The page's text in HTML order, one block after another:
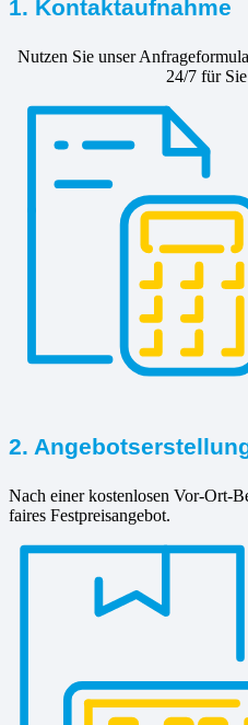
1. Kontaktaufnahme
Nutzen Sie unser
24/7 für
2.
Nach einer kostenlosen Vor-Ort-
faires Festpreisangebot.